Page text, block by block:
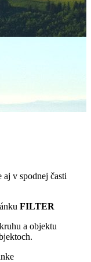
aj v spodnej časti
FILTER
a objektu